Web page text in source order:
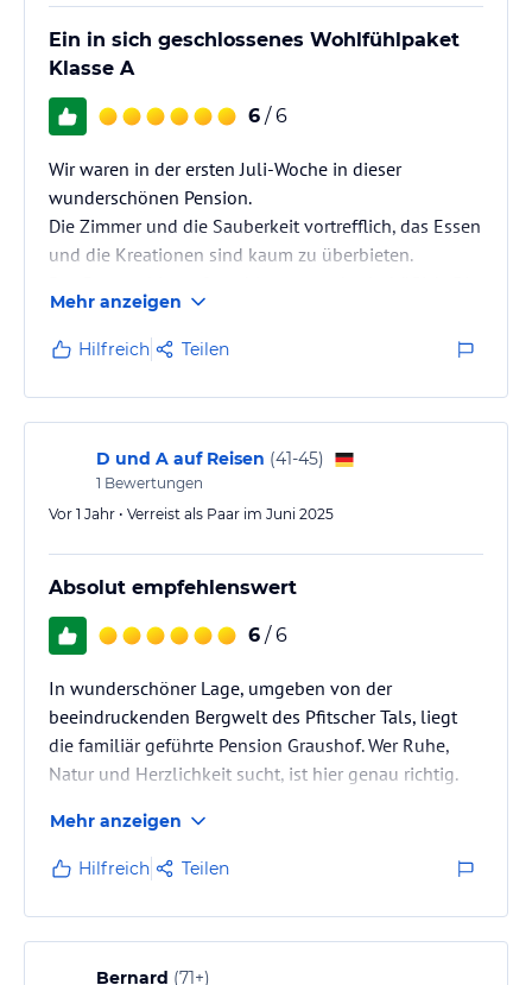
Ein in sich geschlossenes Wohlfühlpaket
Klasse A
6 / 6
Wir waren in der ersten Juli-Woche in dieser
wunderschönen Pension.
Die Zimmer und die Sauberkeit vortrefflich, das Essen
und die Kreationen sind kaum zu überbieten.
Außenanlage ist sehr gepflegt und lädt zum
verweilen ein. Das ganze rundet die Südtirol-Card ab,
mit deren Hilfe wir die ganze Woche unsere Touren
gemacht und das Auto umweltfreundlich geparkt
haben.
Die Bushaltestelle liegt direkt vor der Pension!
Mehr anzeigen
Hilfreich Teilen
D und A auf Reisen (41-45)
1 Bewertungen
Vor 1 Jahr • Verreist als Paar im Juni 2025
Absolut empfehlenswert
6 / 6
In wunderschöner Lage, umgeben von der
beeindruckenden Bergwelt des Pfitscher Tals, liegt
die familiär geführte Pension Graushof. Wer Ruhe,
Natur und Herzlichkeit sucht, ist hier genau richtig.
Mehr anzeigen
Hilfreich Teilen
Bernard (71+)